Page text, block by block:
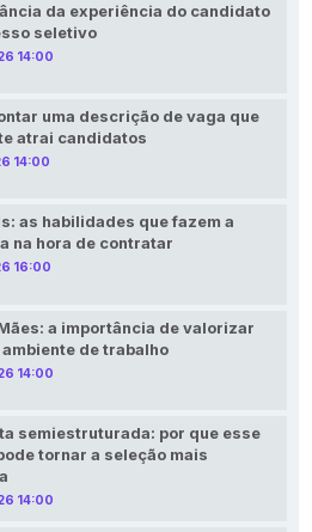
da experiência do candidato
seletivo
14:00
uma descrição de vaga que
atrai candidatos
14:00
as habilidades que fazem a
na hora de contratar
16:00
a importância de valorizar
ambiente de trabalho
14:00
semiestruturada: por que esse
tornar a seleção mais
14:00